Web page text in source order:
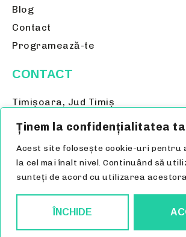
Ținem la confidențialitatea ta
Acest site folosește cookie-uri pentru
la cel mai înalt nivel. Continuând să
sunteți de acord cu utilizarea
ÎNCHIDE
Blog
Contact
Programează-te
CONTACT
Timișoara, Jud Timiș
0723 521 067
Mariamacarescu3@gmail.com
© Copyright 2026
Politica de confidențialitate